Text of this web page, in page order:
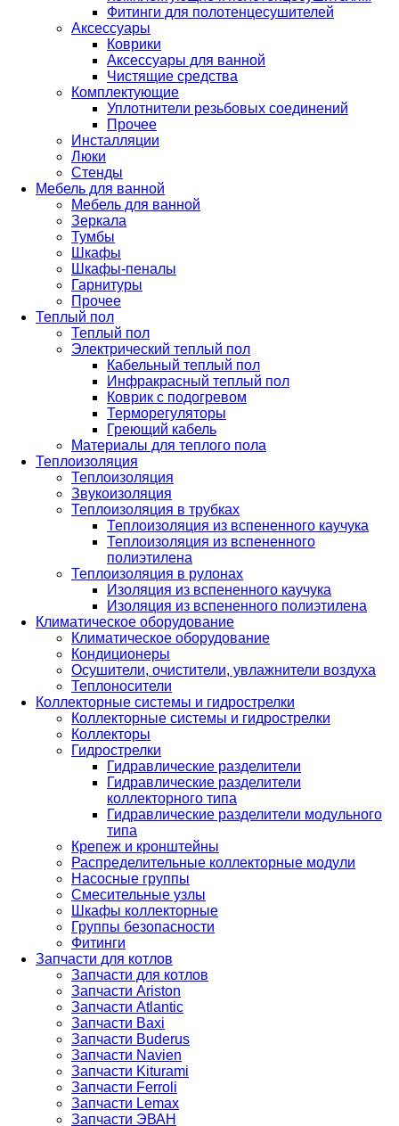
Фитинги для полотенцесушителей
Аксессуары
Коврики
Аксессуары для ванной
Чистящие средства
Комплектующие
Уплотнители резьбовых соединений
Прочее
Инсталляции
Люки
Стенды
Мебель для ванной
Мебель для ванной
Зеркала
Тумбы
Шкафы
Шкафы-пеналы
Гарнитуры
Прочее
Теплый пол
Теплый пол
Электрический теплый пол
Кабельный теплый пол
Инфракрасный теплый пол
Коврик с подогревом
Терморегуляторы
Греющий кабель
Материалы для теплого пола
Теплоизоляция
Теплоизоляция
Звукоизоляция
Теплоизоляция в трубках
Теплоизоляция из вспененного каучука
Теплоизоляция из вспененного
полиэтилена
Теплоизоляция в рулонах
Изоляция из вспененного каучука
Изоляция из вспененного полиэтилена
Климатическое оборудование
Климатическое оборудование
Кондиционеры
Осушители, очистители, увлажнители воздуха
Теплоносители
Коллекторные системы и гидрострелки
Коллекторные системы и гидрострелки
Коллекторы
Гидрострелки
Гидравлические разделители
Гидравлические разделители
коллекторного типа
Гидравлические разделители модульного
типа
Крепеж и кронштейны
Распределительные коллекторные модули
Насосные группы
Смесительные узлы
Шкафы коллекторные
Группы безопасности
Фитинги
Запчасти для котлов
Запчасти для котлов
Запчасти Ariston
Запчасти Atlantic
Запчасти Baxi
Запчасти Buderus
Запчасти Navien
Запчасти Kiturami
Запчасти Ferroli
Запчасти Lemax
Запчасти ЭВАН